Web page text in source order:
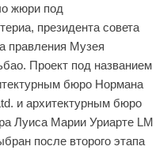
жюри под
президента совета
правления Музея
Проект под названием
бюро Нормана
и архитектурным бюро
Луиса Марии Уриарте LM
после второго этапа